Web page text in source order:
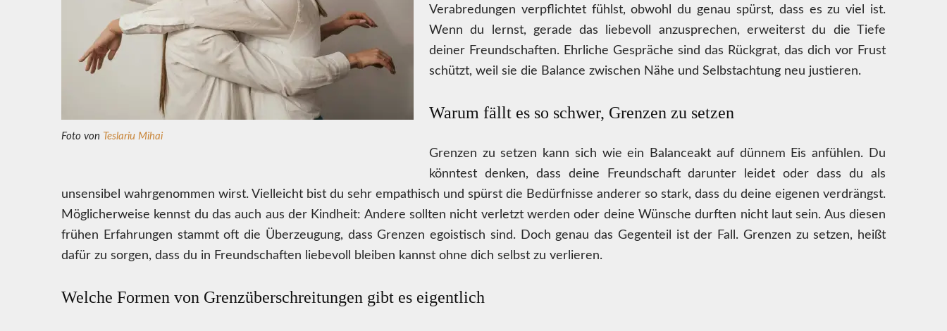
Foto von Teslariu Mihai
Verabredungen verpflichtet fühlst, obwohl du genau spürst, dass es zu viel ist.
Wenn du lernst, gerade das liebevoll anzusprechen, erweiterst du die Tiefe
deiner Freundschaften. Ehrliche Gespräche sind das Rückgrat, das dich vor Frust
schützt, weil sie die Balance zwischen Nähe und Selbstachtung neu justieren.
Warum fällt es so schwer, Grenzen zu setzen
Grenzen zu setzen kann sich wie ein Balanceakt auf dünnem Eis anfühlen. Du
könntest denken, dass deine Freundschaft darunter leidet oder dass du als
unsensibel wahrgenommen wirst. Vielleicht bist du sehr empathisch und spürst die Bedürfnisse anderer so stark, dass du deine eigenen verdrängst.
Möglicherweise kennst du das auch aus der Kindheit: Andere sollten nicht verletzt werden oder deine Wünsche durften nicht laut sein. Aus diesen
frühen Erfahrungen stammt oft die Überzeugung, dass Grenzen egoistisch sind. Doch genau das Gegenteil ist der Fall. Grenzen zu setzen, heißt
dafür zu sorgen, dass du in Freundschaften liebevoll bleiben kannst ohne dich selbst zu verlieren.
Welche Formen von Grenzüberschreitungen gibt es eigentlich